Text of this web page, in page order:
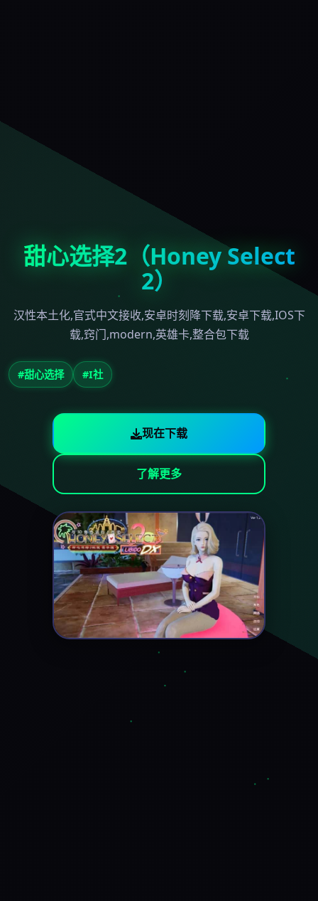
甜心选择2（Honey Select
2）
汉性本土化,官式中文接收,安卓时刻降下载,安卓下载,IOS下
载,窍门,modern,英雄卡,整合包下载
#甜心选择 #I社
现在下载
了解更多